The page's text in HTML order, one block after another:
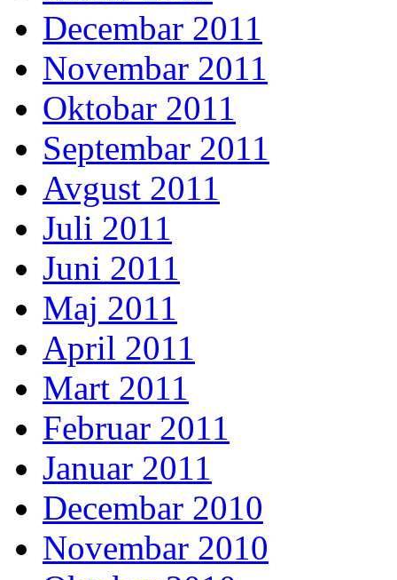
Decembar 2011
Novembar 2011
Oktobar 2011
Septembar 2011
Avgust 2011
Juli 2011
Juni 2011
Maj 2011
April 2011
Mart 2011
Februar 2011
Januar 2011
Decembar 2010
Novembar 2010